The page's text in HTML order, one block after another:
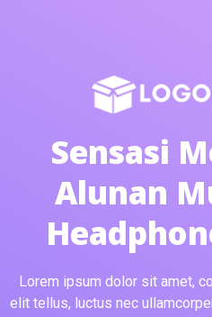
Sensasi
Alunan
Lorem ipsum dolor sit amet,
elit tellus, luctus nec